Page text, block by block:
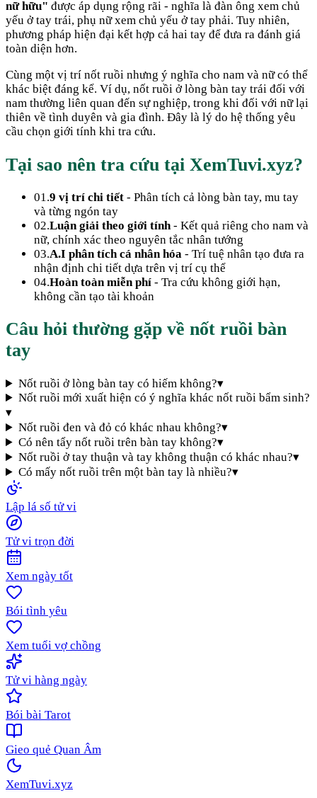
nữ hữu" được áp dụng rộng rãi - nghĩa là đàn ông xem chủ
yếu ở tay trái, phụ nữ xem chủ yếu ở tay phải. Tuy nhiên,
phương pháp hiện đại kết hợp cả hai tay để đưa ra đánh giá
toàn diện hơn.
Cùng một vị trí nốt ruồi nhưng ý nghĩa cho nam và nữ có thể
khác biệt đáng kể. Ví dụ, nốt ruồi ở lòng bàn tay trái đối với
nam thường liên quan đến sự nghiệp, trong khi đối với nữ lại
thiên về tình duyên và gia đình. Đây là lý do hệ thống yêu
cầu chọn giới tính khi tra cứu.
Tại sao nên tra cứu tại XemTuvi.xyz?
01.9 vị trí chi tiết - Phân tích cả lòng bàn tay, mu tay
và từng ngón tay
02.Luận giải theo giới tính - Kết quả riêng cho nam và
nữ, chính xác theo nguyên tắc nhân tướng
03.A.I phân tích cá nhân hóa - Trí tuệ nhân tạo đưa ra
nhận định chi tiết dựa trên vị trí cụ thể
04.Hoàn toàn miễn phí - Tra cứu không giới hạn,
không cần tạo tài khoản
Câu hỏi thường gặp về nốt ruồi bàn
tay
Nốt ruồi ở lòng bàn tay có hiếm không?▾
Nốt ruồi mới xuất hiện có ý nghĩa khác nốt ruồi bẩm sinh?
▾
Nốt ruồi đen và đỏ có khác nhau không?▾
Có nên tẩy nốt ruồi trên bàn tay không?▾
Nốt ruồi ở tay thuận và tay không thuận có khác nhau?▾
Có mấy nốt ruồi trên một bàn tay là nhiều?▾
Lập lá số tử vi
Tử vi trọn đời
Xem ngày tốt
Bói tình yêu
Xem tuổi vợ chồng
Tử vi hàng ngày
Bói bài Tarot
Gieo quẻ Quan Âm
XemTuvi.xyz